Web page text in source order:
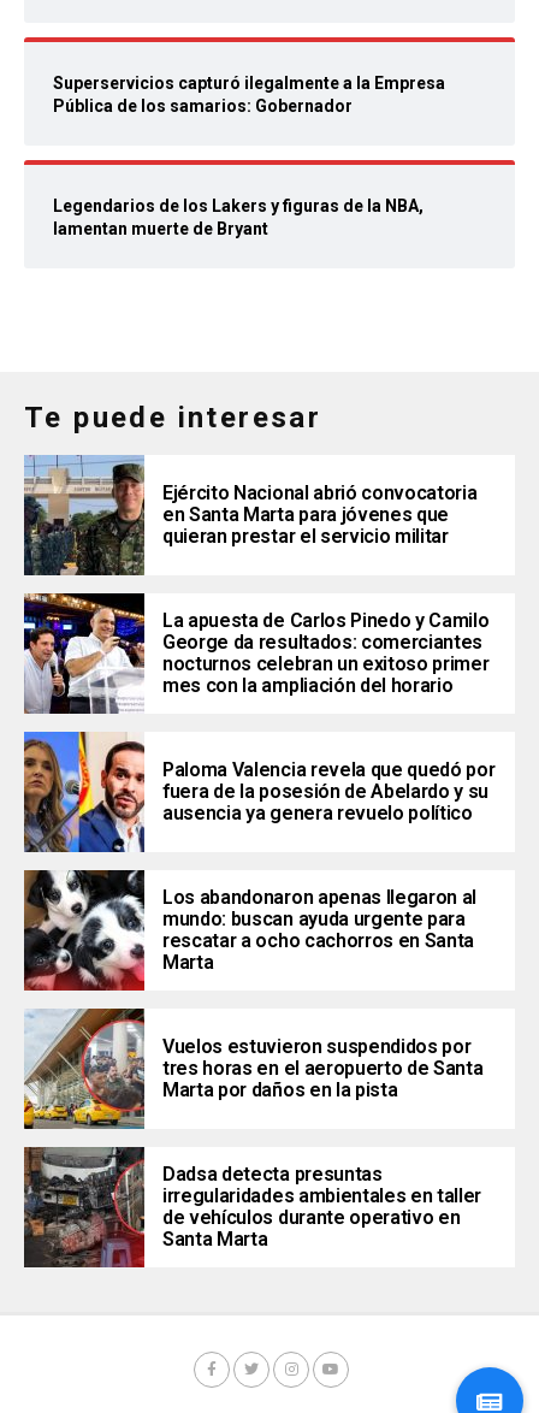
Superservicios capturó ilegalmente a la Empresa
Pública de los samarios: Gobernador
Legendarios de los Lakers y figuras de la NBA,
lamentan muerte de Bryant
Te puede interesar
Ejército Nacional abrió convocatoria
en Santa Marta para jóvenes que
quieran prestar el servicio militar
La apuesta de Carlos Pinedo y Camilo
George da resultados: comerciantes
nocturnos celebran un exitoso primer
mes con la ampliación del horario
Paloma Valencia revela que quedó por
fuera de la posesión de Abelardo y su
ausencia ya genera revuelo político
Los abandonaron apenas llegaron al
mundo: buscan ayuda urgente para
rescatar a ocho cachorros en Santa
Marta
Vuelos estuvieron suspendidos por
tres horas en el aeropuerto de Santa
Marta por daños en la pista
Dadsa detecta presuntas
irregularidades ambientales en taller
de vehículos durante operativo en
Santa Marta